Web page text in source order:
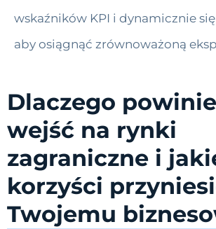
wskaźników KPI i dynamicznie
aby osiągnąć zrównoważoną
Dlaczego
wejść na rynki
zagraniczne i
korzyści
Twojemu